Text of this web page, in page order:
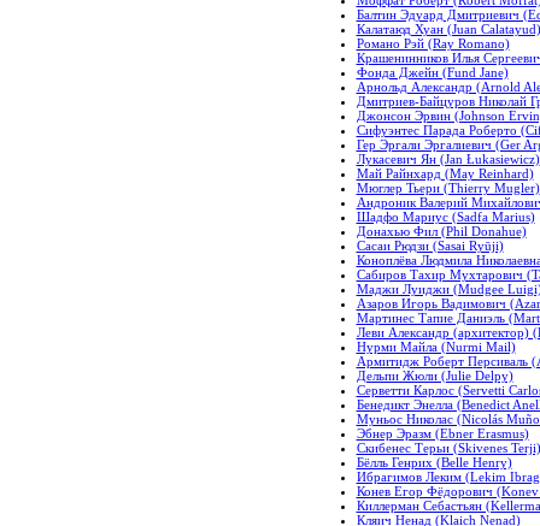
Балтин Эдуард Дмитриевич
Калатаюд Хуан (Juan Calatayud)
Романо Рэй (Ray Romano)
Крашенинников Илья
Фонда Джейн (Fund Jane)
Арнольд Александр (Arnold
Дмитриев-Байцуров Николай
Джонсон Эрвин (Johnson
Сифуэнтес Парада Роберто
Гер Эргали Эргалиевич (Ger
Лукасевич Ян (Jan Łukasiewicz)
Май Райнхард (May Reinhard)
Мюглер Тьери (Thierry Mugler)
Андроник Валерий
Шадфо Мариус (Sadfa Marius)
Донахью Фил (Phil Donahue)
Сасаи Рюдзи (Sasai Ryūji)
Коноплёва Людмила
Сабиров Тахир Мухтарович
Маджи Луиджи (Mudgee
Азаров Игорь Вадимович
Мартинес Тапие Даниэль
Леви Александр (архитектор)
Нурми Майла (Nurmi Mail)
Армитидж Роберт Персиваль
Дельпи Жюли (Julie Delpy)
Серветти Карлос (Servetti
Бенедикт Энелла (Benedict
Муньос Николас (Nicolás
Эбнер Эразм (Ebner Erasmus)
Скибенес Терьи (Skivenes Terji)
Бёлль Генрих (Belle Henry)
Ибрагимов Леким (Lekim
Конев Егор Фёдорович
Киллерман Себастьян
Кляич Ненад (Klaich Nenad)